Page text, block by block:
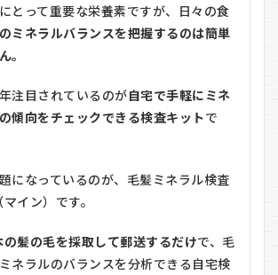
とって重要な栄養素ですが、日々の食
ミネラルバランスを把握するのは簡単
。
注目されているのが自宅で手軽にミネ
傾向をチェックできる検査キットで
になっているのが、毛髪ミネラル検査
イン）です。
の髪の毛を採取して郵送するだけで、毛
ネラルのバランスを分析できる自宅検